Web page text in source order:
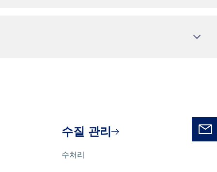
수질 관리
수처리